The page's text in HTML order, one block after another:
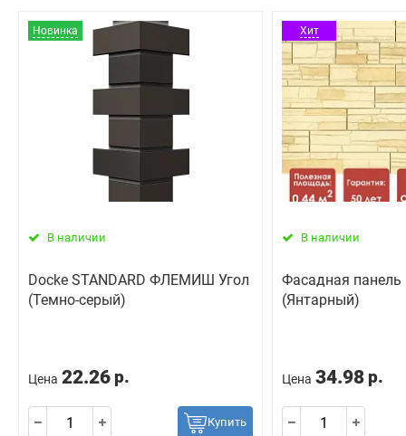
Новинка
В наличии
Docke STANDARD ФЛЕМИШ Угол
(Темно-серый)
Цена 22.26 р.
Купить
Хит
В наличии
Фасадная панель
(Янтарный)
Цена 34.98 р.